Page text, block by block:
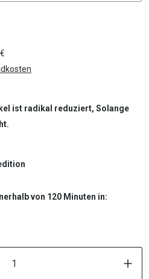
ist radikal reduziert, Solange
von 120 Minuten in: